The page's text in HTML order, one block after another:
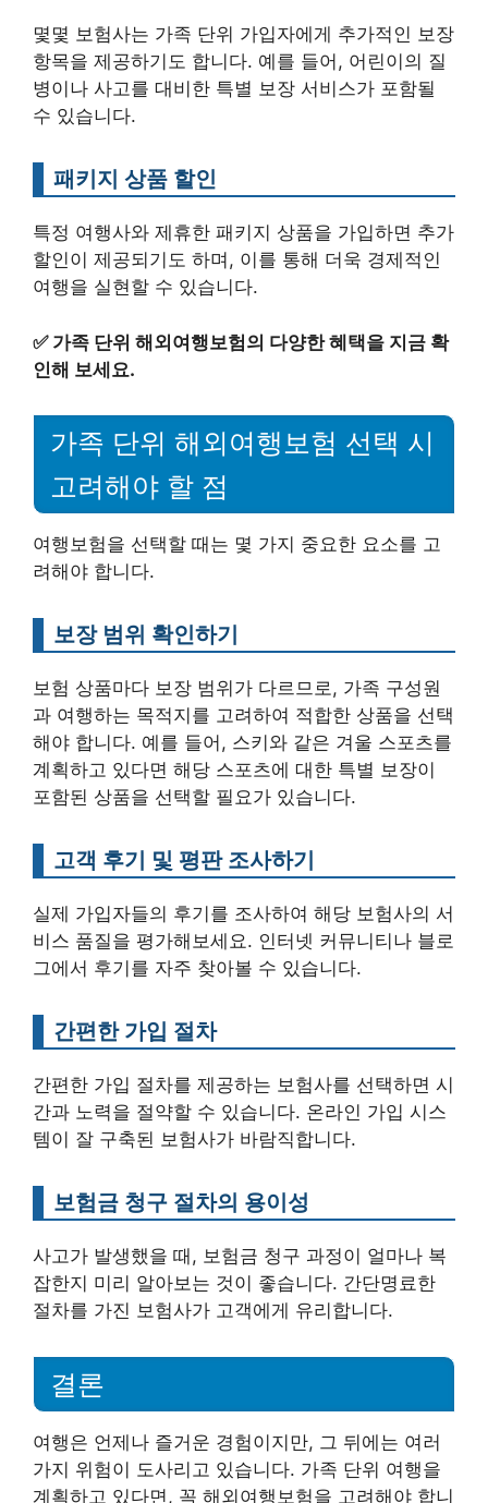
몇몇 보험사는 가족 단위 가입자에게 추가적인 보장
항목을 제공하기도 합니다. 예를 들어, 어린이의 질
병이나 사고를 대비한 특별 보장 서비스가 포함될
수 있습니다.
패키지 상품 할인
특정 여행사와 제휴한 패키지 상품을 가입하면 추가
할인이 제공되기도 하며, 이를 통해 더욱 경제적인
여행을 실현할 수 있습니다.
✅ 가족 단위 해외여행보험의 다양한 혜택을 지금 확
인해 보세요.
가족 단위 해외여행보험 선택 시
고려해야 할 점
여행보험을 선택할 때는 몇 가지 중요한 요소를 고
려해야 합니다.
보장 범위 확인하기
보험 상품마다 보장 범위가 다르므로, 가족 구성원
과 여행하는 목적지를 고려하여 적합한 상품을 선택
해야 합니다. 예를 들어, 스키와 같은 겨울 스포츠를
계획하고 있다면 해당 스포츠에 대한 특별 보장이
포함된 상품을 선택할 필요가 있습니다.
고객 후기 및 평판 조사하기
실제 가입자들의 후기를 조사하여 해당 보험사의 서
비스 품질을 평가해보세요. 인터넷 커뮤니티나 블로
그에서 후기를 자주 찾아볼 수 있습니다.
간편한 가입 절차
간편한 가입 절차를 제공하는 보험사를 선택하면 시
간과 노력을 절약할 수 있습니다. 온라인 가입 시스
템이 잘 구축된 보험사가 바람직합니다.
보험금 청구 절차의 용이성
사고가 발생했을 때, 보험금 청구 과정이 얼마나 복
잡한지 미리 알아보는 것이 좋습니다. 간단명료한
절차를 가진 보험사가 고객에게 유리합니다.
결론
여행은 언제나 즐거운 경험이지만, 그 뒤에는 여러
가지 위험이 도사리고 있습니다. 가족 단위 여행을
계획하고 있다면, 꼭 해외여행보험을 고려해야 합니